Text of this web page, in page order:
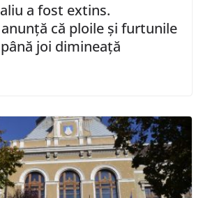
a fost extins.
că ploile şi furtunile
joi dimineaţă